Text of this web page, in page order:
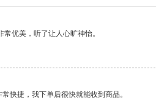
常优美，听了让人心旷神怡。
快捷，我下单后很快就能收到商品。